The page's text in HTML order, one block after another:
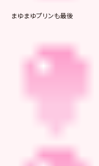
まゆまゆプリンも最後